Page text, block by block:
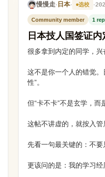
慢慢走· 日本· 选校 ·
Community member 1
日本技人国签证
很多拿到内定的同学，
这不是你一个人的错觉。
性”。
但“卡不卡”不是玄学，而
这帖不讲虚的，就按入
先看一句最关键的：不要
更该问的是：我的学习经